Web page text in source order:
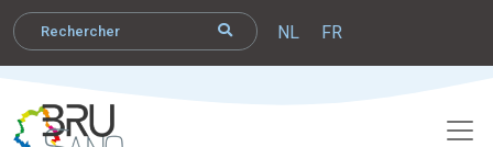
NL FR